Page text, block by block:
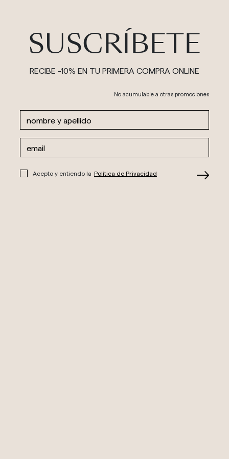
SUSCRÍBETE
RECIBE -10% EN TU PRIMERA COMPRA ONLINE
No acumulable a otras promociones
Acepto y entiendo la Política de Privacidad